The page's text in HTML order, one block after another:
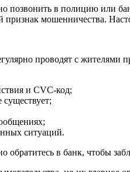
позвонить в полицию
признак мошенничества.
проводят с жителями
и CVC-код;
существует;
ситуаций.
в банк, чтобы